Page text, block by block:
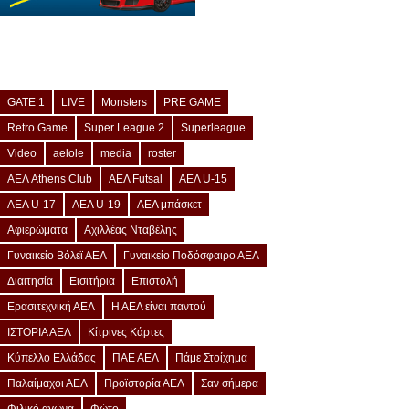
GATE 1 LIVE Monsters
PRE GAME
Retro Game
Super League 2
Superleague
Video
aelole media
roster
ΑΕΛ Athens Club
ΑΕΛ Futsal
ΑΕΛ U-15
ΑΕΛ U-17
ΑΕΛ U-19
ΑΕΛ μπάσκετ
Αφιερώματα
Αχιλλέας Νταβέλης
Γυναικείο Βόλεϊ ΑΕΛ
Γυναικείο Ποδόσφαιρο ΑΕΛ
Διαιτησία
Εισιτήρια
Επιστολή
Ερασιτεχνική ΑΕΛ
Η ΑΕΛ είναι παντού
ΙΣΤΟΡΙΑ ΑΕΛ
Κίτρινες Κάρτες
Κύπελλο Ελλάδας
ΠΑΕ ΑΕΛ
Πάμε Στοίχημα
Παλαίμαχοι ΑΕΛ
Προϊστορία ΑΕΛ
Σαν σήμερα